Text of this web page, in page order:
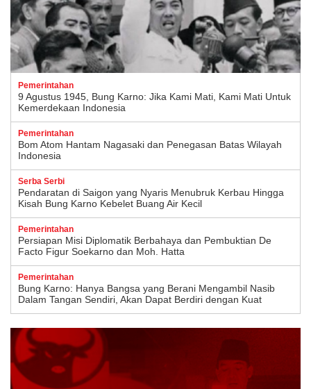
Pemerintahan
9 Agustus 1945, Bung Karno: Jika Kami Mati, Kami Mati Untuk
Kemerdekaan Indonesia
Pemerintahan
Bom Atom Hantam Nagasaki dan Penegasan Batas Wilayah
Indonesia
Serba Serbi
Pendaratan di Saigon yang Nyaris Menubruk Kerbau Hingga
Kisah Bung Karno Kebelet Buang Air Kecil
Pemerintahan
Persiapan Misi Diplomatik Berbahaya dan Pembuktian De
Facto Figur Soekarno dan Moh. Hatta
Pemerintahan
Bung Karno: Hanya Bangsa yang Berani Mengambil Nasib
Dalam Tangan Sendiri, Akan Dapat Berdiri dengan Kuat